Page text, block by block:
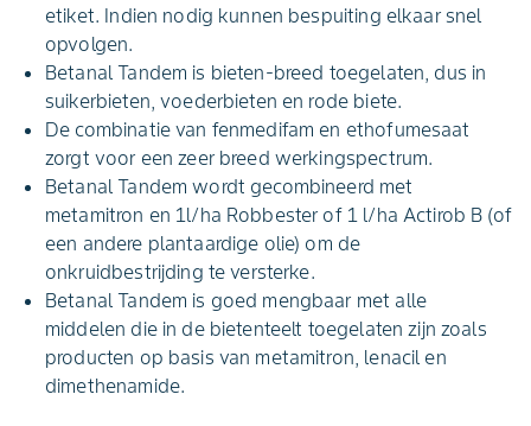
etiket. Indien nodig kunnen bespuiting elkaar snel
opvolgen.
Betanal Tandem is bieten-breed toegelaten, dus in
suikerbieten, voederbieten en rode biete.
De combinatie van fenmedifam en ethofumesaat
zorgt voor een zeer breed werkingspectrum.
Betanal Tandem wordt gecombineerd met
metamitron en 1l/ha Robbester of 1 l/ha Actirob B (of
een andere plantaardige olie) om de
onkruidbestrijding te versterke.
Betanal Tandem is goed mengbaar met alle
middelen die in de bietenteelt toegelaten zijn zoals
producten op basis van metamitron, lenacil en
dimethenamide.